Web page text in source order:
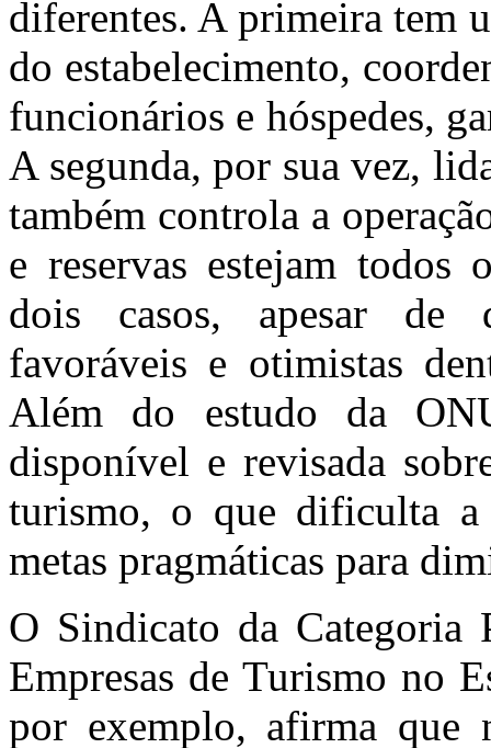
diferentes. A primeira tem
do estabelecimento,
funcionários e hóspedes,
A segunda, por sua vez,
também controla a
e reservas estejam todos
dois casos, apesar de
favoráveis e otimistas
Além do estudo da
disponível e revisada
turismo, o que dificulta a
metas pragmáticas para
O Sindicato da Categoria
Empresas de Turismo no
por exemplo, afirma que